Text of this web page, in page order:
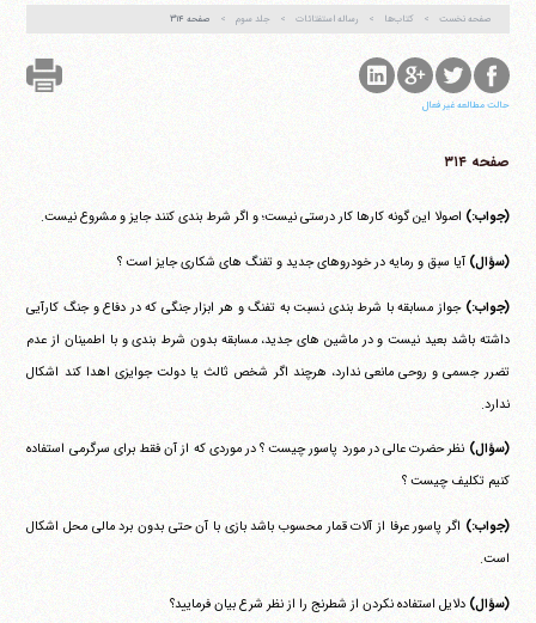
صفحه نخست
کتاب‌ها رساله استفتائات جلد سوم صفحه ۳۱۴
حالت مطالعه غیر فعال
صفحه ۳۱۴
(جواب:) اصولا این گونه کارها کار درستی نیست؛ و اگر شرط بندی کنند جایز و مشروع نیست.
(سؤال)آیا سبق و رمایه در خودروهای جدید و تفنگ های شکاری جایز است ؟
(جواب:)جواز مسابقه با شرط بندی نسبت به تفنگ و هر ابزار جنگی که در دفاع و جنگ کارآیی
داشته باشد بعید نیست و در ماشین های جدید، مسابقه بدون شرط بندی و با اطمینان از عدم
تضرر جسمی و روحی مانعی ندارد، هرچند اگر شخص ثالث یا دولت جوایزی اهدا کند اشکال
ندارد.
(سؤال) نظر حضرت عالی در مورد پاسور چیست ؟ در موردی که از آن فقط برای سرگرمی استفاده
کنیم تکلیف چیست ؟
(جواب:) اگر پاسور عرفا از آلات قمار محسوب باشد بازی با آن حتی بدون برد مالی محل اشکال
است.
(سؤال)دلایل استفاده نکردن از شطرنج را از نظر شرع بیان فرمایید؟